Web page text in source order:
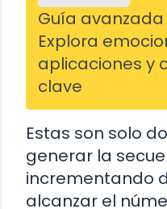
Guía
Explora
aplicaciones y
clave
Estas son solo
generar la
incrementando
alcanzar el